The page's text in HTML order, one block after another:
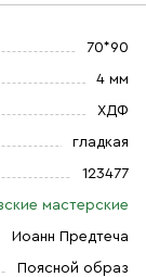
70*90
4 мм
ХДФ
гладкая
123477
мастерские
Иоанн Предтеча
Поясной образ